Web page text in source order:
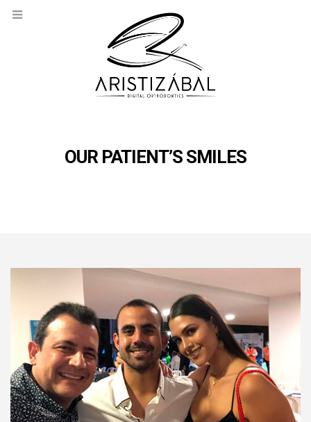
OUR PATIENT’S SMILES